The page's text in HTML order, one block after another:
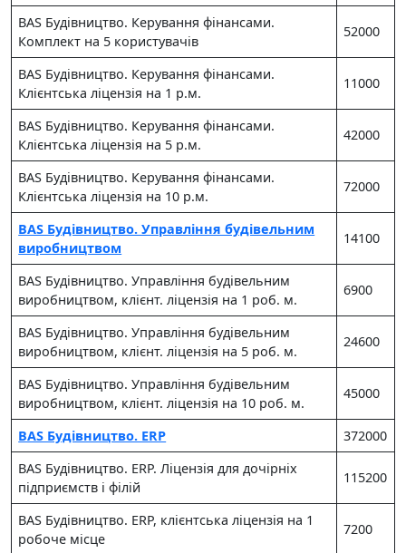
BAS Будівництво. Керування фінансами.
Комплект на 5 користувачів
52000
BAS Будівництво. Керування фiнансами.
Клієнтська ліцензія на 1 р.м.
11000
BAS Будівництво. Керування фiнансами.
Клієнтська ліцензія на 5 р.м.
42000
BAS Будівництво. Керування фiнансами.
Клієнтська ліцензія на 10 р.м.
72000
BAS Будівництво. Управління будівельним
виробництвом
14100
BAS Будівництво. Управління будівельним
виробництвом, клієнт. ліцензія на 1 роб. м.
6900
BAS Будівництво. Управління будівельним
виробництвом, клієнт. ліцензія на 5 роб. м.
24600
BAS Будівництво. Управління будівельним
виробництвом, клієнт. ліцензія на 10 роб. м.
45000
BAS Будівництво. ERP
372000
BAS Будівництво. ERP. Ліцензія для дочірніх
підприємств і філій
115200
BAS Будівництво. ERP, клієнтська ліцензія на 1
робоче місце
7200